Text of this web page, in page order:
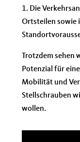
1. Die
Ortsteilen sowie
Trotzdem sehen
Potenzial für
Mobilität und
Stellschrauben
wollen.